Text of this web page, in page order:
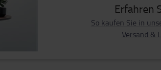
Erfahren
So kaufen Sie in
Versand &